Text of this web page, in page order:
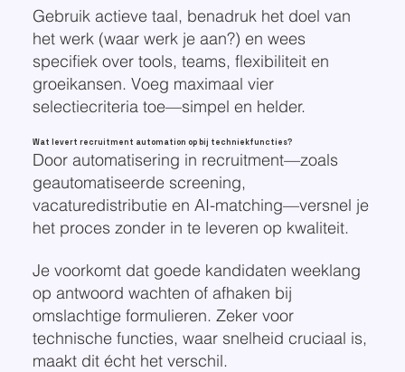
Gebruik actieve taal, benadruk het doel van
het werk (waar werk je aan?) en wees
specifiek over tools, teams, flexibiliteit en
groeikansen. Voeg maximaal vier
selectiecriteria toe—simpel en helder.
Wat levert recruitment automation op bij techniekfuncties?
Door automatisering in recruitment—zoals
geautomatiseerde screening,
vacaturedistributie en AI-matching—versnel je
het proces zonder in te leveren op kwaliteit.
Je voorkomt dat goede kandidaten weeklang
op antwoord wachten of afhaken bij
omslachtige formulieren. Zeker voor
technische functies, waar snelheid cruciaal is,
maakt dit écht het verschil.